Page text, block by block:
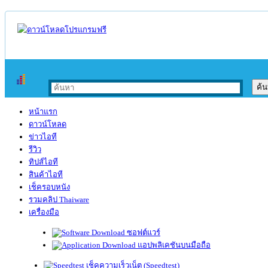
หน้าแรก
ดาวน์โหลด
ข่าวไอที
รีวิว
ทิปส์ไอที
สินค้าไอที
เช็ครอบหนัง
รวมคลิป Thaiware
เครื่องมือ
ซอฟต์แวร์
แอปพลิเคชันบนมือถือ
เช็คความเร็วเน็ต (Speedtest)